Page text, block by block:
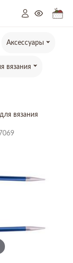
Аксессуары
вязания
вязания